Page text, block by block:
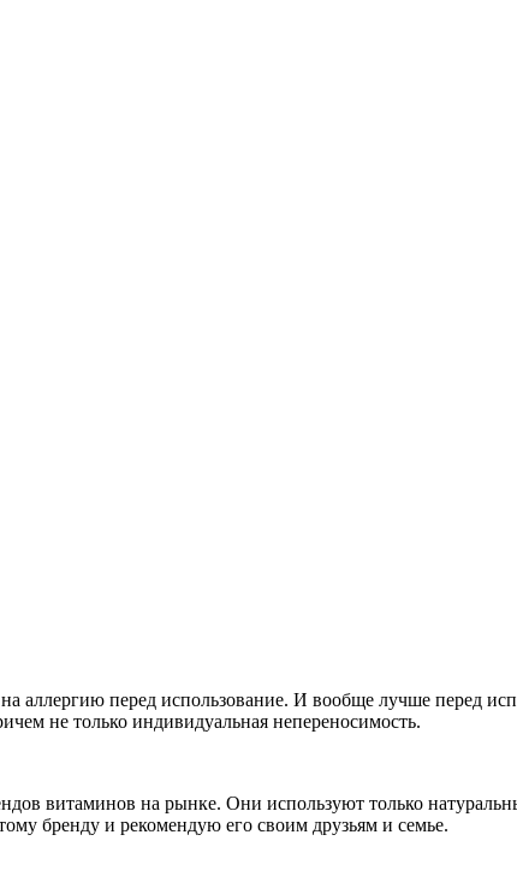
аллергию перед использование. И вообще лучше перед
не только индивидуальная непереносимость.
витаминов на рынке. Они используют только
бренду и рекомендую его своим друзьям и семье.